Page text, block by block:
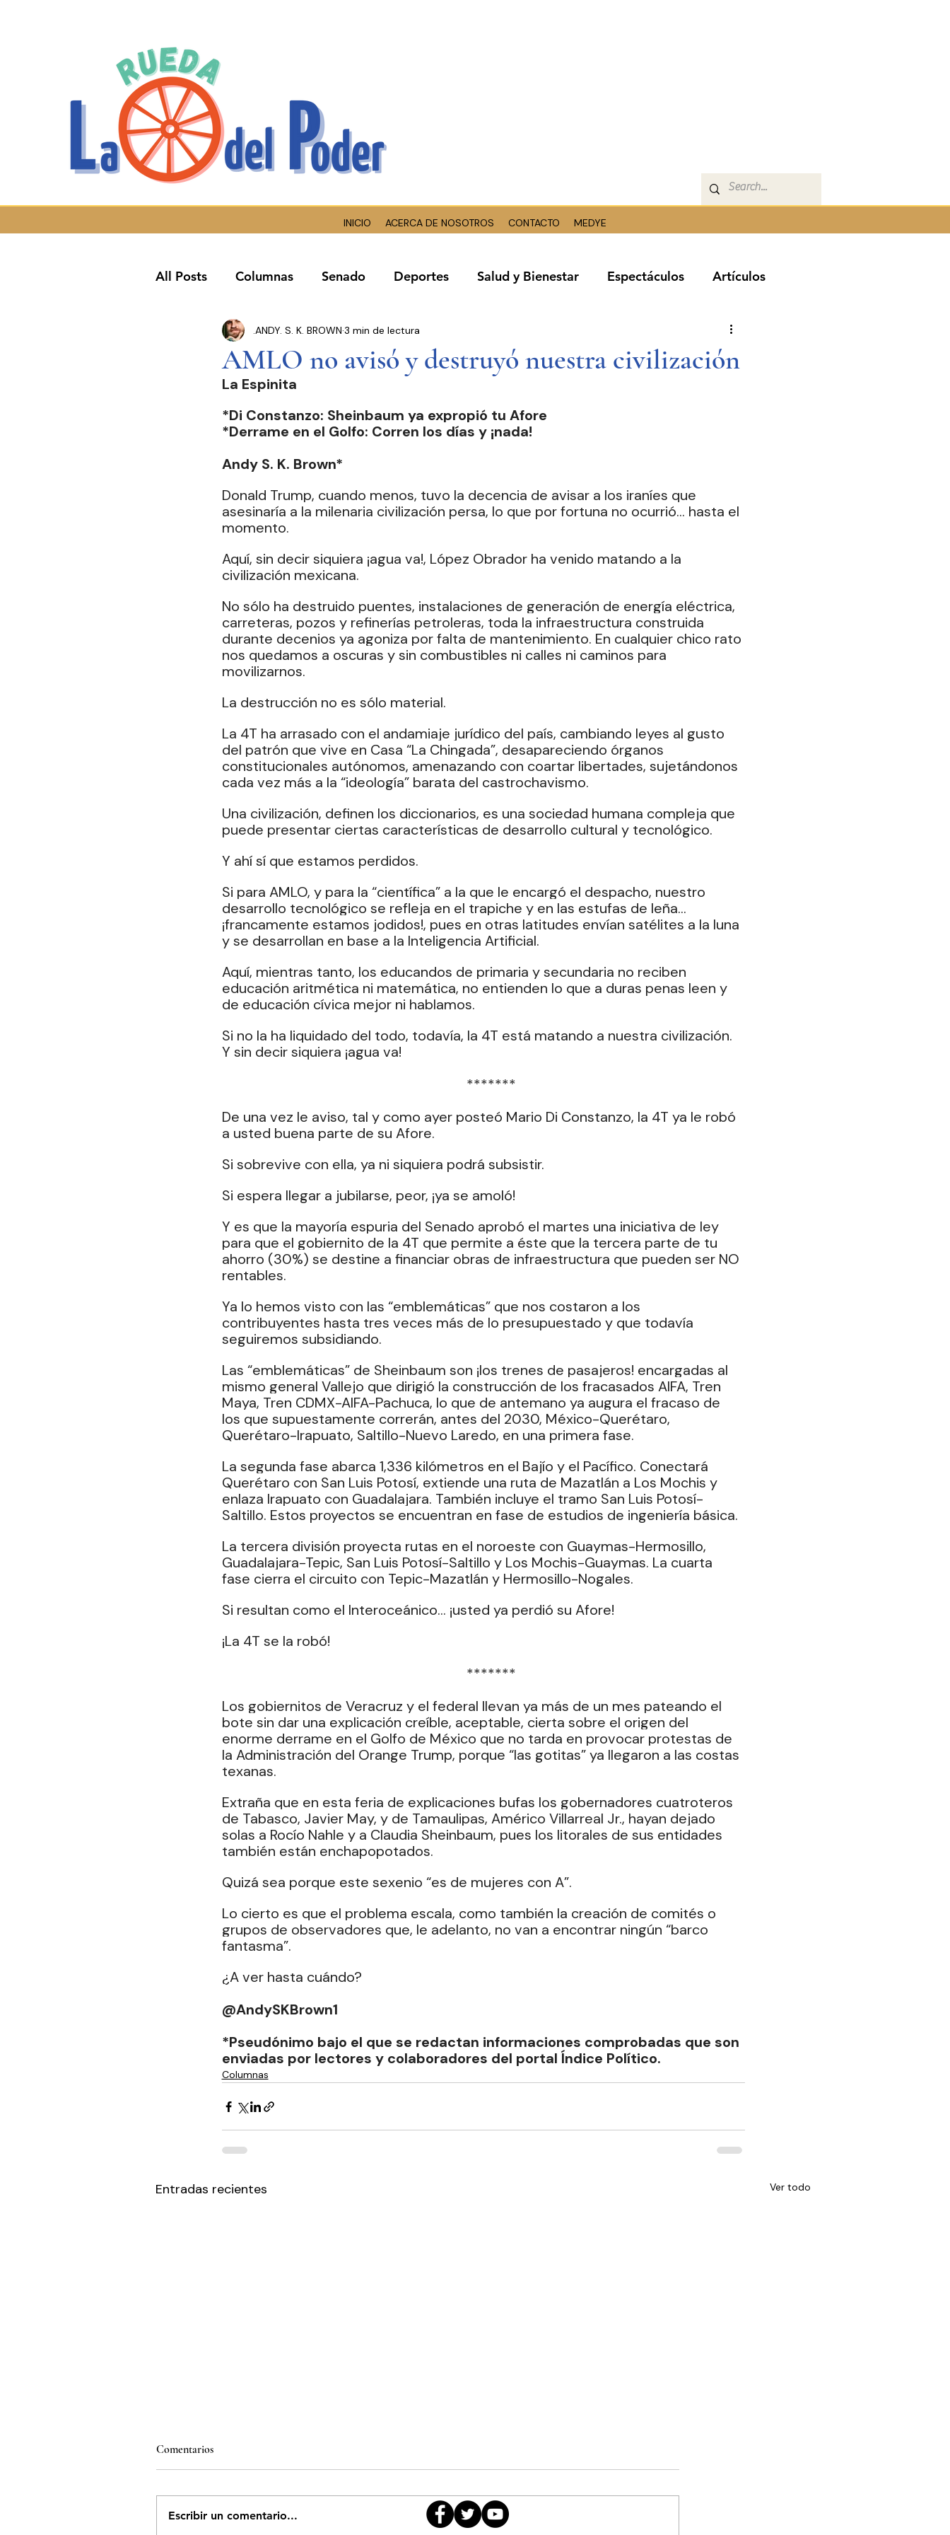
INICIO ACERCA DE NOSOTROS CONTACTO MEDYE
All Posts Columnas Senado Deportes Salud y Bienestar Espectáculos Artículos
Congreso Cdmx Presidencia Entrevistas
Seguridad Pública
AMLO no avisó y destruyó nuestra civilización
.ANDY. S. K. BROWN 3 min de lectura
La Espinita
*Di Constanzo: Sheinbaum ya expropió tu Afore
*Derrame en el Golfo: Corren los días y ¡nada!
Andy S. K. Brown*
Donald Trump, cuando menos, tuvo la decencia de avisar a los iraníes que
asesinaría a la milenaria civilización persa, lo que por fortuna no ocurrió… hasta el
momento.
Aquí, sin decir siquiera ¡agua va!, López Obrador ha venido matando a la
civilización mexicana.
No sólo ha destruido puentes, instalaciones de generación de energía eléctrica,
carreteras, pozos y refinerías petroleras, toda la infraestructura construida
durante decenios ya agoniza por falta de mantenimiento. En cualquier chico rato
nos quedamos a oscuras y sin combustibles ni calles ni caminos para
movilizarnos.
La destrucción no es sólo material.
La 4T ha arrasado con el andamiaje jurídico del país, cambiando leyes al gusto
del patrón que vive en Casa “La Chingada”, desapareciendo órganos
constitucionales autónomos, amenazando con coartar libertades, sujetándonos
cada vez más a la “ideología” barata del castrochavismo.
Una civilización, definen los diccionarios, es una sociedad humana compleja que
puede presentar ciertas características de desarrollo cultural y tecnológico.
Y ahí sí que estamos perdidos.
Si para AMLO, y para la “científica” a la que le encargó el despacho, nuestro
desarrollo tecnológico se refleja en el trapiche y en las estufas de leña…
¡francamente estamos jodidos!, pues en otras latitudes envían satélites a la luna
y se desarrollan en base a la Inteligencia Artificial.
Aquí, mientras tanto, los educandos de primaria y secundaria no reciben
educación aritmética ni matemática, no entienden lo que a duras penas leen y
de educación cívica mejor ni hablamos.
Si no la ha liquidado del todo, todavía, la 4T está matando a nuestra civilización.
Y sin decir siquiera ¡agua va!
*******
De una vez le aviso, tal y como ayer posteó Mario Di Constanzo, la 4T ya le robó
a usted buena parte de su Afore.
Si sobrevive con ella, ya ni siquiera podrá subsistir.
Si espera llegar a jubilarse, peor, ¡ya se amoló!
Y es que la mayoría espuria del Senado aprobó el martes una iniciativa de ley
para que el gobiernito de la 4T que permite a éste que la tercera parte de tu
ahorro (30%) se destine a financiar obras de infraestructura que pueden ser NO
rentables.
Ya lo hemos visto con las “emblemáticas” que nos costaron a los
contribuyentes hasta tres veces más de lo presupuestado y que todavía
seguiremos subsidiando.
Las “emblemáticas” de Sheinbaum son ¡los trenes de pasajeros! encargadas al
mismo general Vallejo que dirigió la construcción de los fracasados AIFA, Tren
Maya, Tren CDMX-AIFA-Pachuca, lo que de antemano ya augura el fracaso de
los que supuestamente correrán, antes del 2030, México-Querétaro,
Querétaro-Irapuato, Saltillo-Nuevo Laredo, en una primera fase.
La segunda fase abarca 1,336 kilómetros en el Bajío y el Pacífico. Conectará
Querétaro con San Luis Potosí, extiende una ruta de Mazatlán a Los Mochis y
enlaza Irapuato con Guadalajara. También incluye el tramo San Luis Potosí-
Saltillo. Estos proyectos se encuentran en fase de estudios de ingeniería básica.
La tercera división proyecta rutas en el noroeste con Guaymas-Hermosillo,
Guadalajara-Tepic, San Luis Potosí-Saltillo y Los Mochis-Guaymas. La cuarta
fase cierra el circuito con Tepic-Mazatlán y Hermosillo-Nogales.
Si resultan como el Interoceánico… ¡usted ya perdió su Afore!
¡La 4T se la robó!
*******
Los gobiernitos de Veracruz y el federal llevan ya más de un mes pateando el
bote sin dar una explicación creíble, aceptable, cierta sobre el origen del
enorme derrame en el Golfo de México que no tarda en provocar protestas de
la Administración del Orange Trump, porque “las gotitas” ya llegaron a las costas
texanas.
Extraña que en esta feria de explicaciones bufas los gobernadores cuatroteros
de Tabasco, Javier May, y de Tamaulipas, Américo Villarreal Jr., hayan dejado
solas a Rocío Nahle y a Claudia Sheinbaum, pues los litorales de sus entidades
también están enchapopotados.
Quizá sea porque este sexenio “es de mujeres con A”.
Lo cierto es que el problema escala, como también la creación de comités o
grupos de observadores que, le adelanto, no van a encontrar ningún “barco
fantasma”.
¿A ver hasta cuándo?
@AndySKBrown1
*Pseudónimo bajo el que se redactan informaciones comprobadas que son
enviadas por lectores y colaboradores del portal Índice Político.
Columnas
Entradas recientes Ver todo
¿HASTA AHORITA?
Comentarios
Escribir un comentario...